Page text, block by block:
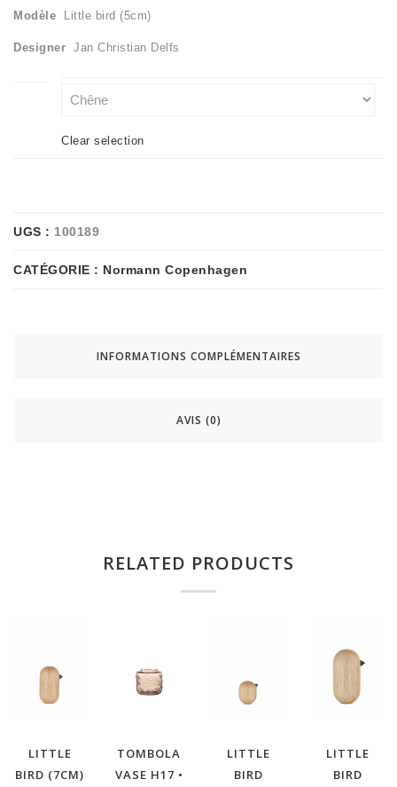
Modèle Little bird (5cm)
Designer Jan Christian Delfs
Clear selection
UGS : 100189
CATÉGORIE : Normann Copenhagen
INFORMATIONS COMPLÉMENTAIRES
AVIS (0)
RELATED PRODUCTS
LITTLE
BIRD (7CM)
TOMBOLA
VASE H17 •
LITTLE
BIRD
LITTLE
BIRD